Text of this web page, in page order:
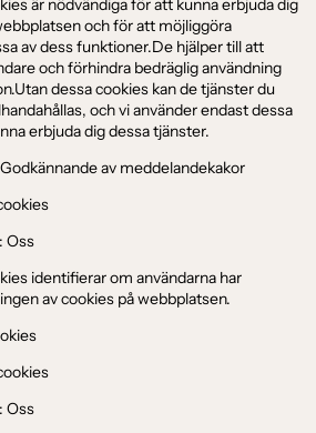
och för att möjliggöra
av dess funktioner.De hjälper till att
och förhindra bedräglig användning
dessa cookies kan de tjänster du
och vi använder endast dessa
erbjuda dig dessa tjänster.
av meddelandekakor
Oss
identifierar om användarna har
av cookies på webbplatsen.
Oss